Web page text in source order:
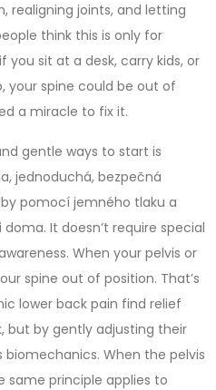
realigning joints, and letting
think this is only for
sit at a desk, carry kids, or
your spine could be out of
a miracle to fix it.
gentle ways to start is
, jednoduchá, bezpečná
pomocí jemného tlaku a
doma. It doesn’t require special
When your pelvis or
spine out of position. That’s
lower back pain find relief
but by gently adjusting their
biomechanics. When the pelvis
same principle applies to